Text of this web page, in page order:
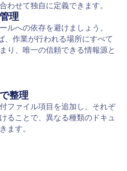
わせて独自に定義できます。
理
ルへの依存を避けましょう。
作業が行われる場所にすべて
り、唯一の信頼できる情報源と
整理
ファイル項目を追加し、それぞ
ることで、異なる種類のドキュ
ます。